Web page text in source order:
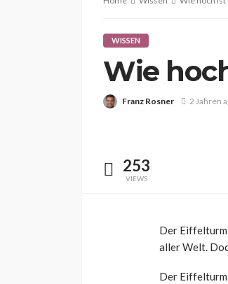
WISSEN
Wie
Franz Rosner 2 Jahren
253
VIEWS
Der Eiffelturm
aller Welt.
Der Eiffelturm